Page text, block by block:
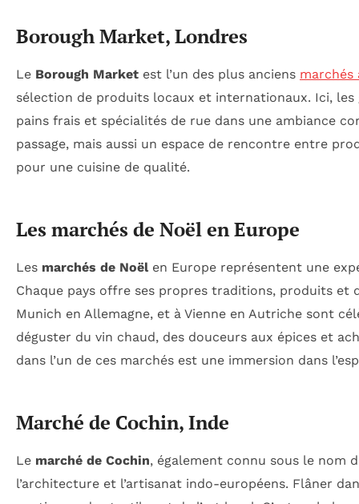
Borough Market, Londres
Le Borough Market est l’un des plus anciens marchés
sélection de produits locaux et internationaux. Ici,
pains frais et spécialités de rue dans une ambiance
passage, mais aussi un espace de rencontre entre
pour une cuisine de qualité.
Les marchés de Noël en Europe
Les marchés de Noëlen Europe représentent une
Chaque pays offre ses propres traditions, produits et
Munich en Allemagne, et à Vienne en Autriche sont
déguster du vin chaud, des douceurs aux épices et
dans l’un de ces marchés est une immersion dans
Marché de Cochin, Inde
Le marché de Cochin, également connu sous le nom
l’architecture et l’artisanat indo-européens. Flâner